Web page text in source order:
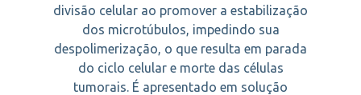
divisão celular ao promover a estabilização
dos microtúbulos, impedindo sua
despolimerização, o que resulta em parada
do ciclo celular e morte das células
tumorais. É apresentado em solução